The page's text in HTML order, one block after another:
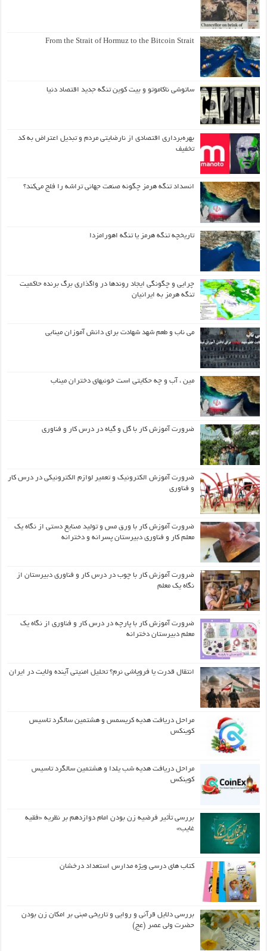
From the Strait of Hormuz to the Bitcoin Strait
ساتوشی ناکاموتو و بیت کوین تنگه جدید اقتصاد دنیا
بهره‌برداری اقتصادی از نارضایتی مردم و تبدیل اعتراض به کد
تخفیف
انسداد تنگه هرمز چگونه صنعت جهانی تراشه را فلج می‌کند؟
تاریخچه تنگه هرمز یا تنگه اهورامزدا
چرایی و چگونگی ایجاد روندها در واگذاری برگ برنده حاکمیت
تنگه هرمز به ایرانیان
می ناب و طعم شهد شهادت برای دانش آموزان مینابی
مین ، آب و چه حکایتی است خونبهای دختران میناب
ضرورت آموزش کار با گل و گیاه در درس کار و فناوری
ضرورت آموزش الکترونیک و تعمیر لوازم الکترونیکی در درس کار
و فناوری
ضرورت آموزش کار با ورق مس و تولید صنایع دستی از نگاه یک
معلم کار و فناوری دبیرستان پسرانه و دخترانه
ضرورت آموزش کار با چوب در درس کار و فناوری دبیرستان از
نگاه یک معلم
ضرورت آموزش کار با پارچه در درس کار و فناوری از نگاه یک
معلم دبیرستان دخترانه
انتقال قدرت یا فروپاشی نرم؟ تحلیل امنیتی آینده ولایت در ایران
مراحل دریافت هدیه کریسمس و هشتمین سالگرد تاسیس
کوینکس
مراحل دریافت هدیه شب یلدا و هشتمین سالگرد تاسیس
کوینکس
بررسی تأثیر فرضیه زن بودن امام دوازدهم بر نظریه «فقیه
غایب»
کتاب های درسی ویژه مدارس استعداد درخشان
بررسی دلایل قرآنی و روایی و تاریخی مبنی بر امکان زن بودن
حضرت ولی عصر (عج)